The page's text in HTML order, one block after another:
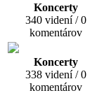
Koncerty
340 videní / 0
komentárov
Koncerty
338 videní / 0
komentárov